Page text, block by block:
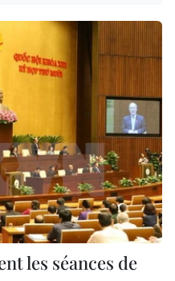
les séances de